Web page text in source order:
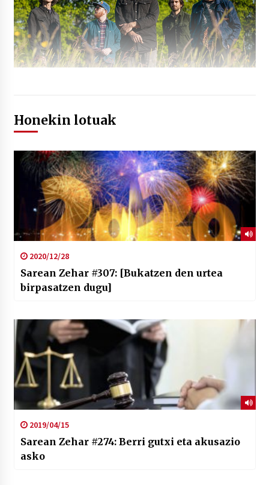
Honekin lotuak
2020/12/28
Sarean Zehar #307: [Bukatzen den urtea
birpasatzen dugu]
2019/04/15
Sarean Zehar #274: Berri gutxi eta akusazio
asko